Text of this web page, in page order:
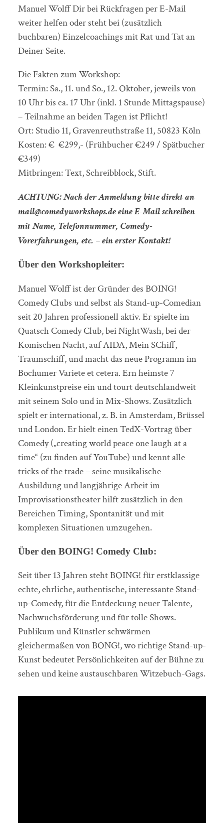
Manuel Wolff Dir bei Rückfragen per E-Mail
weiter helfen oder steht bei (zusätzlich
buchbaren) Einzelcoachings mit Rat und Tat an
Deiner Seite.
Die Fakten zum Workshop:
Termin: Sa., 11. und So., 12. Oktober, jeweils von
10 Uhr bis ca. 17 Uhr (inkl. 1 Stunde Mittagspause)
– Teilnahme an beiden Tagen ist Pflicht!
Ort: Studio 11, Gravenreuthstraße 11, 50823 Köln
Kosten: € €299,- (Frühbucher €249 / Spätbucher
€349)
Mitbringen: Text, Schreibblock, Stift.
ACHTUNG: Nach der Anmeldung bitte direkt an
mail@comedyworkshops.de eine E-Mail schreiben
mit Name, Telefonnummer, Comedy-
Vorerfahrungen, etc. – ein erster Kontakt!
Über den Workshopleiter:
Manuel Wolff ist der Gründer des BOING!
Comedy Clubs und selbst als Stand-up-Comedian
seit 20 Jahren professionell aktiv. Er spielte im
Quatsch Comedy Club, bei NightWash, bei der
Komischen Nacht, auf AIDA, Mein SChiff,
Traumschiff, und macht das neue Programm im
Bochumer Variete et cetera. Ern heimste 7
Kleinkunstpreise ein und tourt deutschlandweit
mit seinem Solo und in Mix-Shows. Zusätzlich
spielt er international, z. B. in Amsterdam, Brüssel
und London. Er hielt einen TedX-Vortrag über
Comedy („creating world peace one laugh at a
time“ (zu finden auf YouTube) und kennt alle
tricks of the trade – seine musikalische
Ausbildung und langjährige Arbeit im
Improvisationstheater hilft zusätzlich in den
Bereichen Timing, Spontanität und mit
komplexen Situationen umzugehen.
Über den BOING! Comedy Club:
Seit über 13 Jahren steht BOING! für erstklassige
echte, ehrliche, authentische, interessante Stand-
up-Comedy, für die Entdeckung neuer Talente,
Nachwuchsförderung und für tolle Shows.
Publikum und Künstler schwärmen
gleichermaßen von BONG!, wo richtige Stand-up-
Kunst bedeutet Persönlichkeiten auf der Bühne zu
sehen und keine austauschbaren Witzebuch-Gags.